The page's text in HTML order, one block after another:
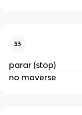
33
parar (stop)
no moverse